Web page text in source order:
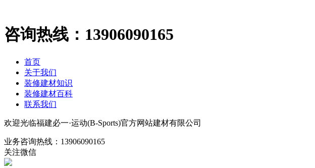
咨询热线： 13906090165
首页
关于我们
装修建材知识
装修建材百科
联系我们
欢迎光临福建必一·运动(B-Sports)官方网站建材有限公司
业务咨询热线： 13906090165
关注微信